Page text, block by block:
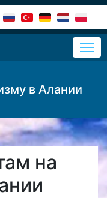
в Алании
на